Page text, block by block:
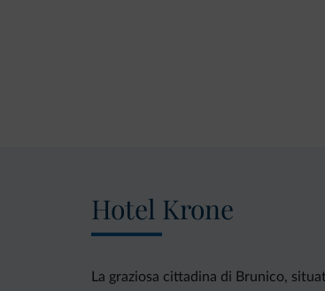
Hotel Krone
La graziosa cittadina di Brunico,